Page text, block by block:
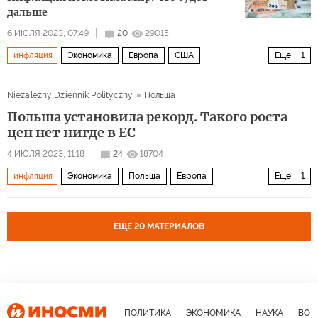
дальше
6 ИЮЛЯ 2023, 07:49 20 29015
Еще 1
инфляция Экономика Европа США
Niezależny Dziennik Polityczny
Польша
Польша установила рекорд. Такого роста
цен нет нигде в ЕС
4 ИЮЛЯ 2023, 11:18 24 18704
Еще 1
инфляция Экономика Польша Европа
ЕЩЕ 20 МАТЕРИАЛОВ
ПОЛИТИКА ЭКОНОМИКА НАУКА